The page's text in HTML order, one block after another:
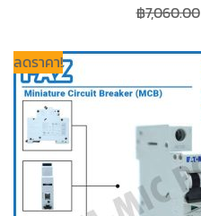
฿7,060.00
ลดราคา!